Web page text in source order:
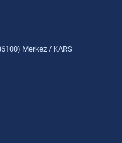
Merkez / KARS